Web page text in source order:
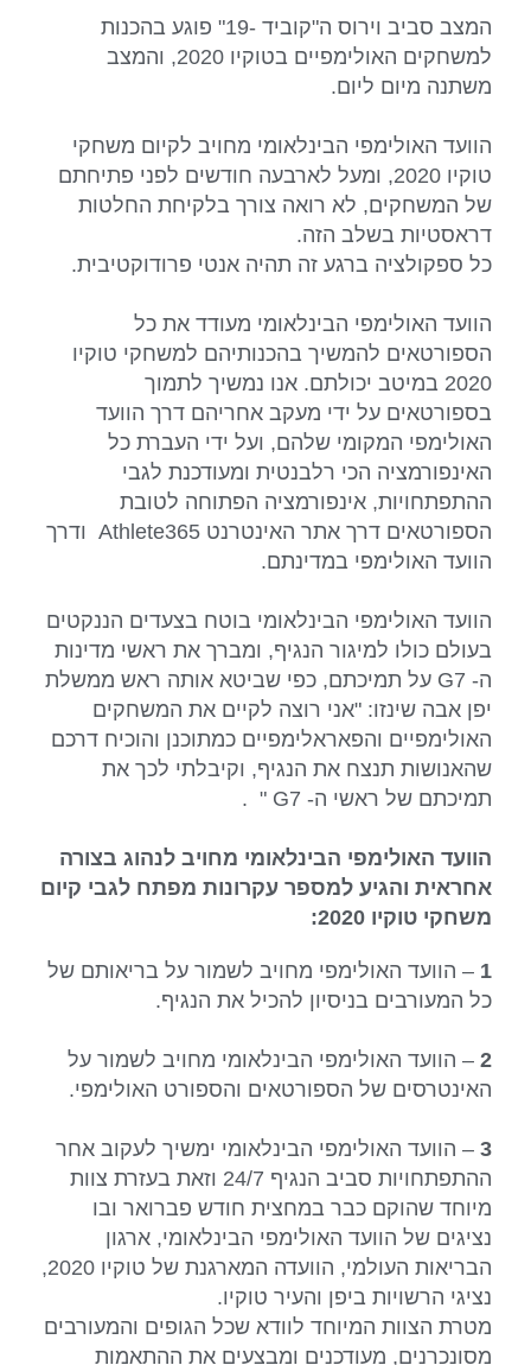
המצב סביב וירוס ה"קוביד -19" פוגע בהכנות
למשחקים האולימפיים בטוקיו 2020, והמצב
משתנה מיום ליום.
הוועד האולימפי הבינלאומי מחויב לקיום משחקי
טוקיו 2020, ומעל לארבעה חודשים לפני פתיחתם
של המשחקים, לא רואה צורך בלקיחת החלטות
דראסטיות בשלב הזה.
כל ספקולציה ברגע זה תהיה אנטי פרודוקטיבית.
הוועד האולימפי הבינלאומי מעודד את כל
הספורטאים להמשיך בהכנותיהם למשחקי טוקיו
2020 במיטב יכולתם. אנו נמשיך לתמוך
בספורטאים על ידי מעקב אחריהם דרך הוועד
האולימפי המקומי שלהם, ועל ידי העברת כל
האינפורמציה הכי רלבנטית ומעודכנת לגבי
ההתפתחויות, אינפורמציה הפתוחה לטובת
הספורטאים דרך אתר האינטרנט Athlete365 ודרך
הוועד האולימפי במדינתם.
הוועד האולימפי הבינלאומי בוטח בצעדים הננקטים
בעולם כולו למיגור הנגיף, ומברך את ראשי מדינות
ה- G7 על תמיכתם, כפי שביטא אותה ראש ממשלת
יפן אבה שינזו: "אני רוצה לקיים את המשחקים
האולימפיים והפאראלימפיים כמתוכנן והוכיח דרכם
שהאנושות תנצח את הנגיף, וקיבלתי לכך את
תמיכתם של ראשי ה- G7 " .
הוועד האולימפי הבינלאומי מחויב לנהוג בצורה
אחראית והגיע למספר עקרונות מפתח לגבי קיום
משחקי טוקיו 2020:
1 – הוועד האולימפי מחויב לשמור על בריאותם של
כל המעורבים בניסיון להכיל את הנגיף.
2 – הוועד האולימפי הבינלאומי מחויב לשמור על
האינטרסים של הספורטאים והספורט האולימפי.
3 – הוועד האולימפי הבינלאומי ימשיך לעקוב אחר
ההתפתחויות סביב הנגיף 24/7 וזאת בעזרת צוות
מיוחד שהוקם כבר במחצית חודש פברואר ובו
נציגים של הוועד האולימפי הבינלאומי, ארגון
הבריאות העולמי, הוועדה המארגנת של טוקיו 2020,
נציגי הרשויות ביפן והעיר טוקיו.
מטרת הצוות המיוחד לוודא שכל הגופים והמעורבים
מסונכרנים, מעודכנים ומבצעים את ההתאמות